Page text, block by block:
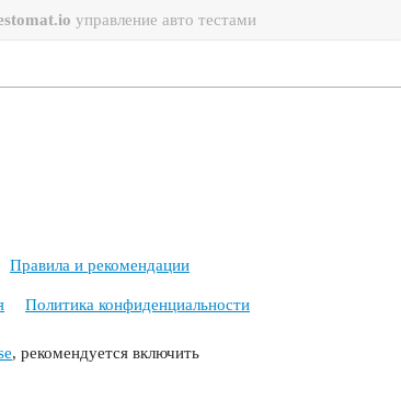
управление авто тестами
Правила и рекомендации
Политика конфиденциальности
, рекомендуется включить